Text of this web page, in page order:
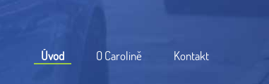
Úvod O Carolině Kontakt